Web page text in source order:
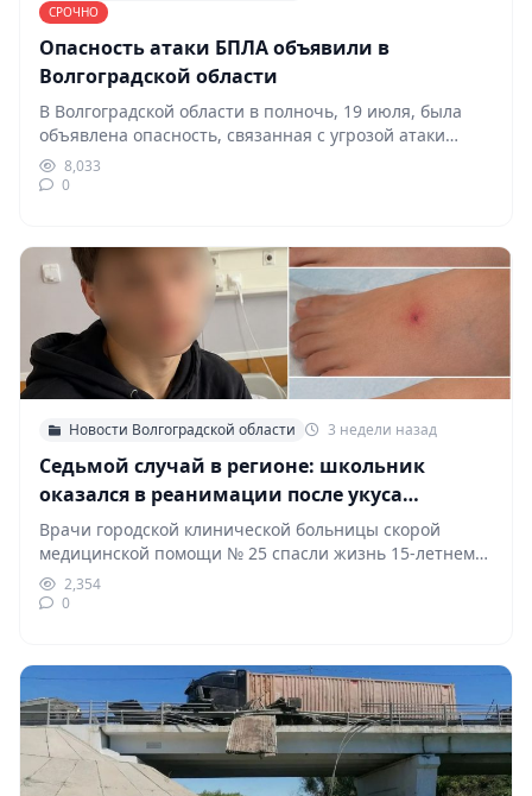
СРОЧНО
Опасность атаки БПЛА объявили в
Волгоградской области
В Волгоградской области в полночь, 19 июля, была
объявлена опасность, связанная с угрозой атаки
беспилотных…
8,033
0
Новости Волгоградской области 3 недели назад
Седьмой случай в регионе: школьник
оказался в реанимации после укуса
ядовитого паука
Врачи городской клинической больницы скорой
медицинской помощи № 25 спасли жизнь 15-летнему
жителю Волгоградской области,…
2,354
0